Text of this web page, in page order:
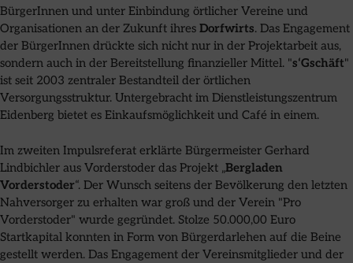
BürgerInnen und unter Einbindung örtlicher Vereine und
Organisationen an der Zukunft ihres Dorfwirts. Das Engagement
der BürgerInnen drückte sich nicht nur in der Projektarbeit aus,
sondern auch in der Bereitstellung finanzieller Mittel. "s‘Gschäft"
ist seit 2003 zentraler Bestandteil der örtlichen
Versorgungsstruktur. Untergebracht im Dienstleistungszentrum
Eidenberg bietet es Einkaufsmöglichkeit und Café in einem.
Im zweiten Impulsreferat erklärte Bürgermeister Gerhard
Lindbichler aus Vorderstoder das Projekt „Bergladen
Vorderstoder“. Der Wunsch seitens der Bevölkerung den letzten
Nahversorger zu erhalten war groß und der Verein "Pro
Vorderstoder" wurde gegründet. Stolze 50.000,00 Euro
Startkapital konnten in Form von Bürgerdarlehen auf die Beine
gestellt werden. Das Engagement der Vereinsmitglieder und der